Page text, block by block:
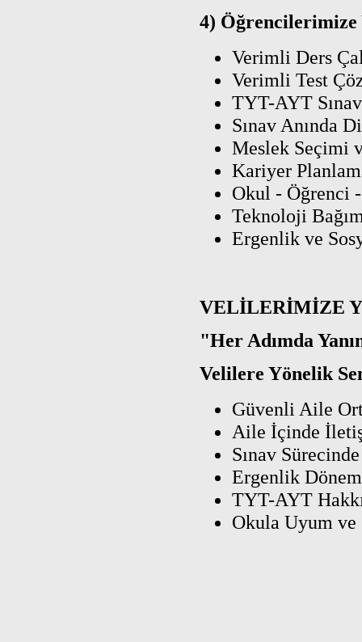
4) Öğrencilerimize
Verimli Ders
Verimli Test
TYT-AYT
Sınav Anında
Meslek Seçimi
Kariyer
Okul - Öğrenci
Teknoloji
Ergenlik ve
VELİLERİMİZE
"Her Adımda
Velilere Yönelik
Güvenli Aile
Aile İçinde
Sınav
Ergenlik
TYT-AYT
Okula Uyum